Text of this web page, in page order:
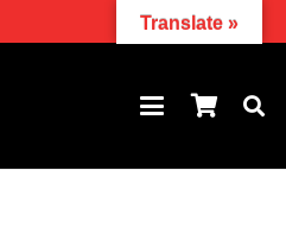
Translate »